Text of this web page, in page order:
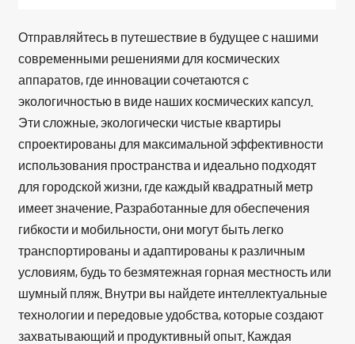
Отправляйтесь в путешествие в будущее с нашими
современными решениями для космических
аппаратов, где инновации сочетаются с
экологичностью в виде наших космических капсул.
Эти сложные, экологически чистые квартиры
спроектированы для максимальной эффективности
использования пространства и идеально подходят
для городской жизни, где каждый квадратный метр
имеет значение. Разработанные для обеспечения
гибкости и мобильности, они могут быть легко
транспортированы и адаптированы к различным
условиям, будь то безмятежная горная местность или
шумный пляж. Внутри вы найдете интеллектуальные
технологии и передовые удобства, которые создают
захватывающий и продуктивный опыт. Каждая